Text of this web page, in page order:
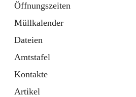
Öffnungszeiten
Müllkalender
Dateien
Amtstafel
Kontakte
Artikel
Gemeinde
3 Schnellzugriffe